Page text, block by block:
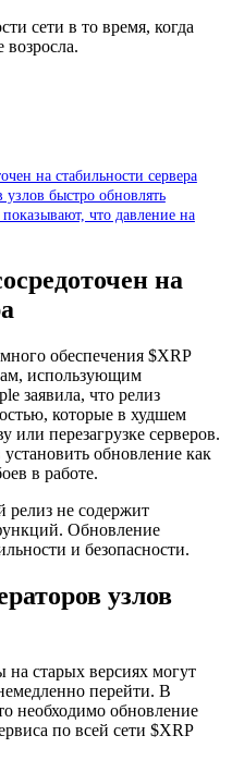
сети в то время, когда
на стабильности сервера
быстро обновлять
что давление на
на
обеспечения $XRP
использующим
заявила, что релиз
которые в худшем
или перезагрузке серверов.
обновление как
в работе.
релиз не содержит
Обновление
и безопасности.
узлов
на старых версиях могут
перейти. В
необходимо обновление
по всей сети $XRP